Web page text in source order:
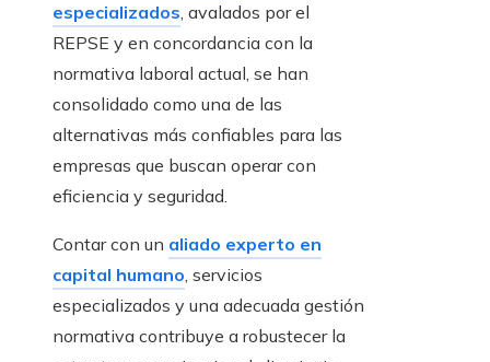
especializados, avalados por el
REPSE y en concordancia con la
normativa laboral actual, se han
consolidado como una de las
alternativas más confiables para las
empresas que buscan operar con
eficiencia y seguridad.
Contar con un aliado experto en
capital humano, servicios
especializados y una adecuada gestión
normativa contribuye a robustecer la